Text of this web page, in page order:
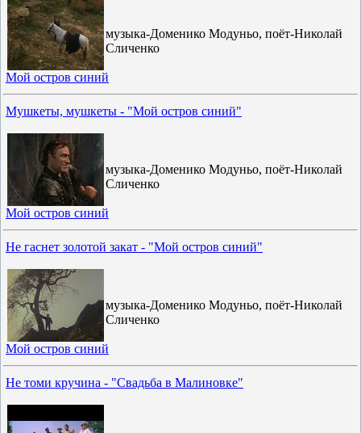
музыка-Доменико Модуньо, поёт-Николай
Сличенко
Мой остров синий
Мушкеты, мушкеты - "Мой остров синий"
музыка-Доменико Модуньо, поёт-Николай
Сличенко
Мой остров синий
Не гаснет золотой закат - "Мой остров синий"
музыка-Доменико Модуньо, поёт-Николай
Сличенко
Мой остров синий
Не томи кручина - "Свадьба в Малиновке"